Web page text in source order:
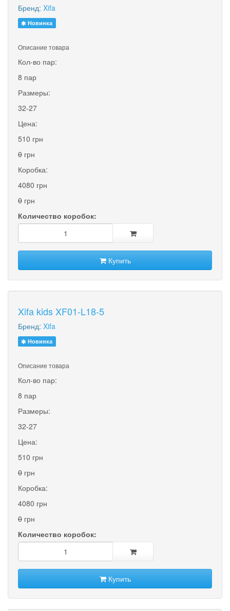
Бренд: Xifa
Новинка
Описание товара
Кол-во пар:
8 пар
Размеры:
32-27
Цена:
510 грн
0 грн
Коробка:
4080 грн
0 грн
Количество коробок:
Купить
Xifa kids XF01-L18-5
Бренд: Xifa
Новинка
Описание товара
Кол-во пар:
8 пар
Размеры:
32-27
Цена:
510 грн
0 грн
Коробка:
4080 грн
0 грн
Количество коробок:
Купить